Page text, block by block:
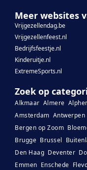
Meer websites
Vrijgezellendag.be
Vrijgezellenfeest.nl
Bedrijfsfeestje.nl
Kinderuitje.nl
ExtremeSports.nl
Zoek op
Alkmaar Almere
Amsterdam Antwerpen
Bergen op Zoom
Brugge Brussel
Den Haag Deventer
Emmen Enschede